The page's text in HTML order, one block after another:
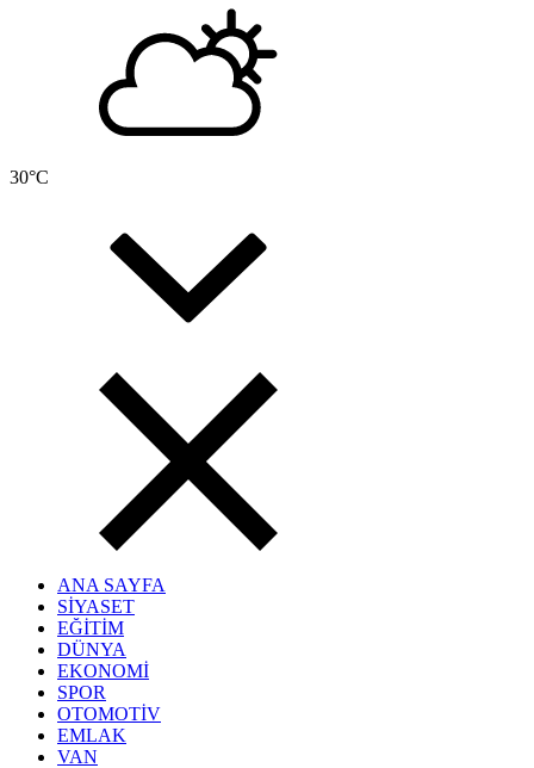
30°C
ANA SAYFA
SİYASET
EĞİTİM
DÜNYA
EKONOMİ
SPOR
OTOMOTİV
EMLAK
VAN